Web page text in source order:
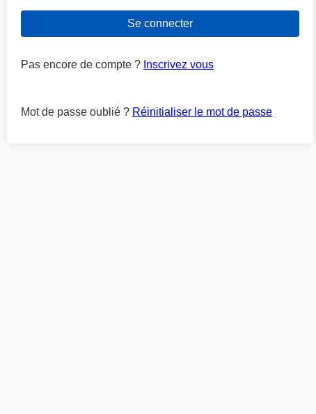
Pas encore de compte ? Inscrivez vous
Mot de passe oublié ? Réinitialiser le mot de passe